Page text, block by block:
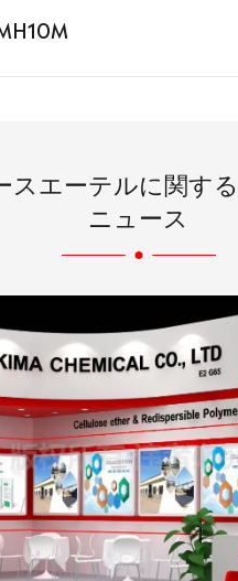
スエーテルに関す
ニュース